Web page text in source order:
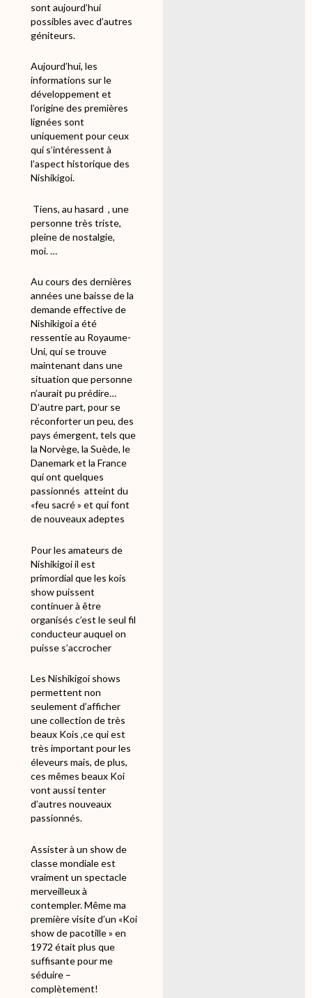
sont aujourd’hui
possibles avec d’autres
géniteurs.
Aujourd’hui, les
informations sur le
développement et
l’origine des premières
lignées sont
uniquement pour ceux
qui s’intéressent à
l’aspect historique des
Nishikigoi.
Tiens, au hasard , une
personne très triste,
pleine de nostalgie,
moi. …
Au cours des dernières
années une baisse de la
demande effective de
Nishikigoi a été
ressentie au Royaume-
Uni, qui se trouve
maintenant dans une
situation que personne
n’aurait pu prédire…
D’autre part, pour se
réconforter un peu, des
pays émergent, tels que
la Norvège, la Suède, le
Danemark et la France
qui ont quelques
passionnés atteint du
«feu sacré » et qui font
de nouveaux adeptes
Pour les amateurs de
Nishikigoi il est
primordial que les kois
show puissent
continuer à être
organisés c’est le seul fil
conducteur auquel on
puisse s’accrocher
Les Nishikigoi shows
permettent non
seulement d’afficher
une collection de très
beaux Kois ,ce qui est
très important pour les
éleveurs mais, de plus,
ces mêmes beaux Koi
vont aussi tenter
d’autres nouveaux
passionnés.
Assister à un show de
classe mondiale est
vraiment un spectacle
merveilleux à
contempler. Même ma
première visite d’un «Koi
show de pacotille » en
1972 était plus que
suffisante pour me
séduire –
complètement!